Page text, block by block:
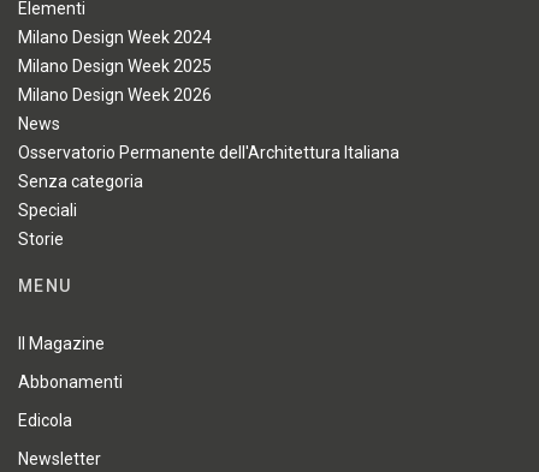
Elementi
Milano Design Week 2024
Milano Design Week 2025
Milano Design Week 2026
News
Osservatorio Permanente dell'Architettura Italiana
Senza categoria
Speciali
Storie
MENU
Il Magazine
Abbonamenti
Edicola
Newsletter